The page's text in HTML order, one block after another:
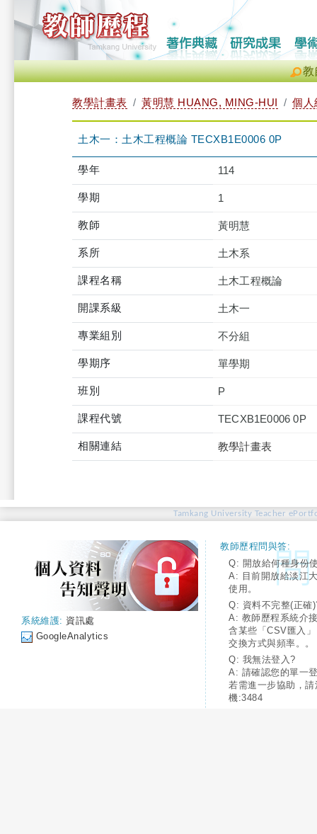
教
教學計畫表 黃明慧 HUANG, MING-HUI 個人
土木一：土木工程概論 TECXB1E0006 0P
學年 114
學期 1
教師 黃明慧
系所 土木系
課程名稱 土木工程概論
開課系級 土木一
專業組別 不分組
學期序 單學期
班別 P
課程代號 TECXB1E0006 0P
相關連結 教學計畫表
Tamkang University Teacher
系統維護: 資訊處
GoogleAnalytics
教師歷程問與答:
Q: 開放給何種身份
A: 目前開放給淡江
使用。
Q: 資料不完整(正確
A: 教師歷程系統介
含某些「CSV匯入
交換方式與頻率。。
Q: 我無法登入?
A: 請確認您的單一
若需進一步協助，
機:3484